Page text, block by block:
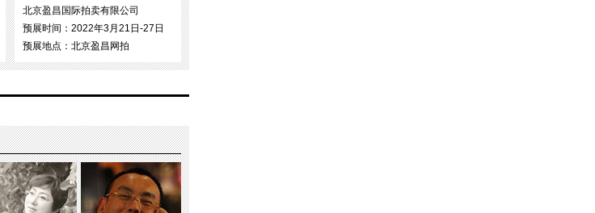
北京盈昌国际拍卖有限公司
预展时间：2022年3月21日-27日
预展地点：北京盈昌网拍